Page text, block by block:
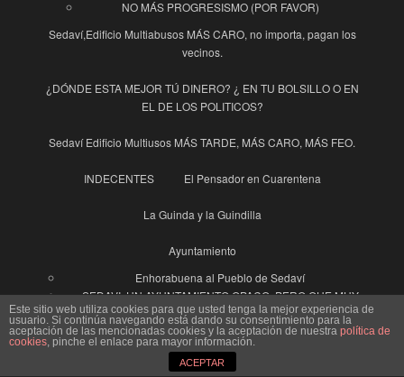
NO MÁS PROGRESISMO (POR FAVOR)
Sedaví,Edificio Multiabusos MÁS CARO, no importa, pagan los
vecinos.
¿DÓNDE ESTA MEJOR TÚ DINERO? ¿ EN TU BOLSILLO O EN
EL DE LOS POLITICOS?
Sedaví Edificio Multiusos MÁS TARDE, MÁS CARO, MÁS FEO.
INDECENTES El Pensador en Cuarentena
La Guinda y la Guindilla
Ayuntamiento
Enhorabuena al Pueblo de Sedaví
SEDAVI, UN AYUNTAMIENTO OPACO, PERO QUE MUY
OPACO…. Y CARO, MUY CARO
La Voz de los Vecinos
Contacta con nosotros
Este sitio web utiliza cookies para que usted tenga la mejor experiencia de
usuario. Si continúa navegando está dando su consentimiento para la
aceptación de las mencionadas cookies y la aceptación de nuestra política de
cookies, pinche el enlace para mayor información.
ACEPTAR